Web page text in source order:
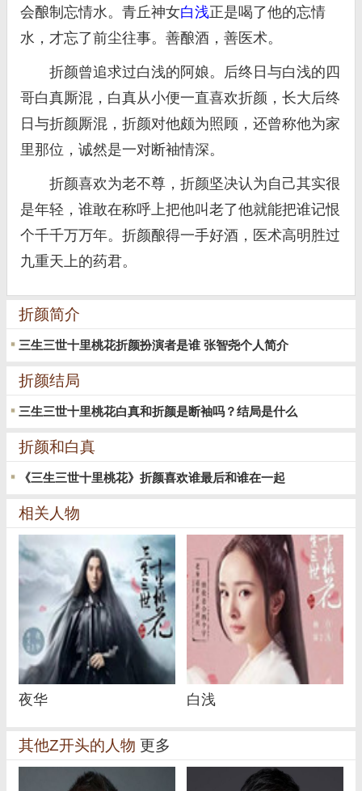
会酿制忘情水。青丘神女白浅正是喝了他的忘情
水，才忘了前尘往事。善酿酒，善医术。
折颜曾追求过白浅的阿娘。后终日与白浅的四
哥白真厮混，白真从小便一直喜欢折颜，长大后终
日与折颜厮混，折颜对他颇为照顾，还曾称他为家
里那位，诚然是一对断袖情深。
折颜喜欢为老不尊，折颜坚决认为自己其实很
是年轻，谁敢在称呼上把他叫老了他就能把谁记恨
个千千万万年。折颜酿得一手好酒，医术高明胜过
九重天上的药君。
折颜简介
三生三世十里桃花折颜扮演者是谁 张智尧个人简介
折颜结局
三生三世十里桃花白真和折颜是断袖吗？结局是什么
折颜和白真
《三生三世十里桃花》折颜喜欢谁最后和谁在一起
相关人物
夜华 白浅
其他Z开头的人物 更多